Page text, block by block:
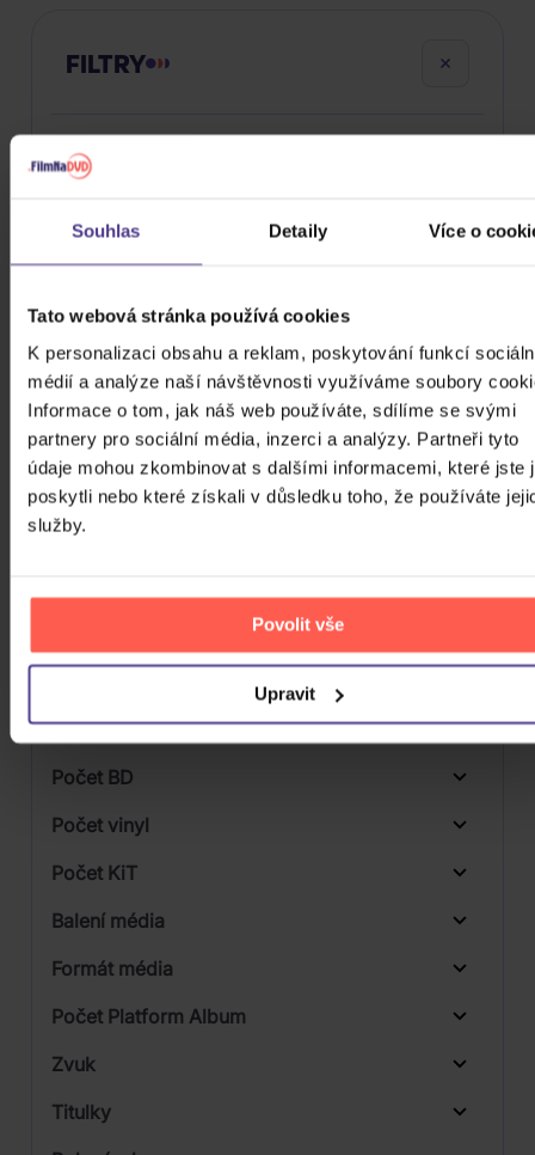
Souhlas Detaily Více o
Tato webová stránka používá cookies
K personalizaci obsahu a reklam, poskytování funkcí
médií a analýze naší návštěvnosti využíváme soubory
Informace o tom, jak náš web používáte, sdílíme se svými
partnery pro sociální média, inzerci a analýzy. Partneři tyto
údaje mohou zkombinovat s dalšími informacemi, které jste
poskytli nebo které získali v důsledku toho, že používáte
služby.
Povolit vše
Upravit
FILTRY
24 Kč
Žánr
Classical
Electronic
Značka/Výrobce
Universal
Rok vydání
Dostupnost
Druh média
CD
1
Počet DVD
Počet BD
Počet vinyl
Počet KiT
Balení média
Formát média
Počet Platform Album
Zvuk
Titulky